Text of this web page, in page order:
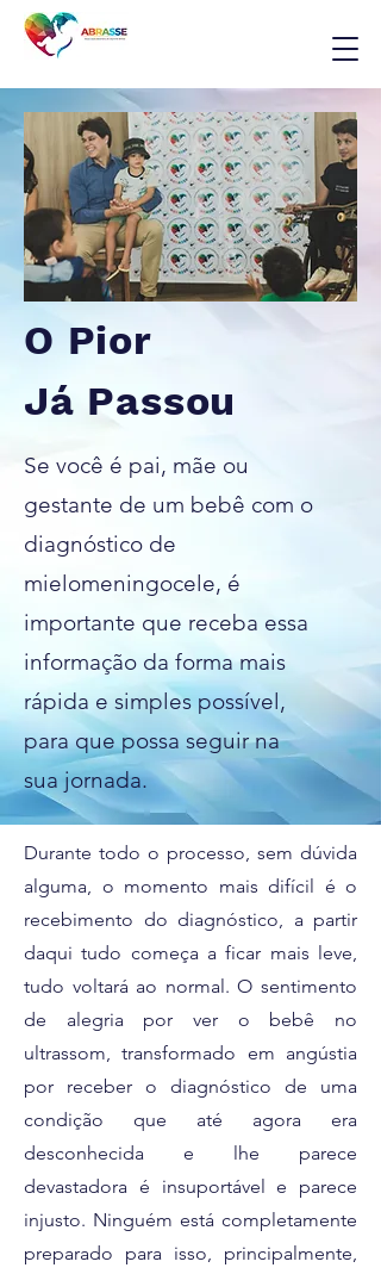
O Pior
Já Passou
Se você é pai, mãe ou
gestante de um bebê com o
diagnóstico de
mielomeningocele, é
importante que receba essa
informação da forma mais
rápida e simples possível,
para que possa seguir na
sua jornada.
Durante todo o processo, sem dúvida
alguma, o momento mais difícil é o
recebimento do diagnóstico, a partir
daqui tudo começa a ficar mais leve,
tudo voltará ao normal. O sentimento
de alegria por ver o bebê no
ultrassom, transformado em angústia
por receber o diagnóstico de uma
condição que até agora era
desconhecida e lhe parece
devastadora é insuportável e parece
injusto. Ninguém está completamente
preparado para isso, principalmente,